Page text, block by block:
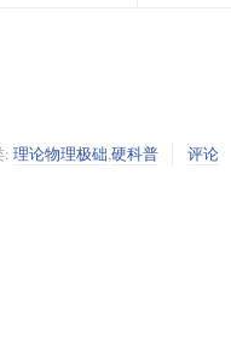
: 理论物理极础,硬科普 评论